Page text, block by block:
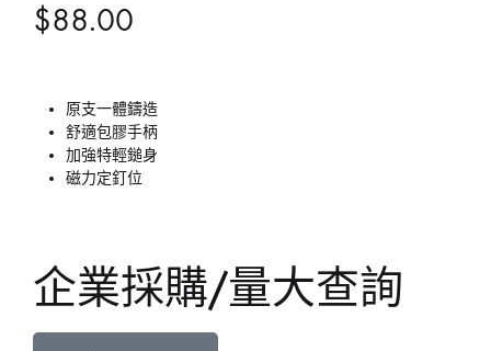
$88.00
原支一體鑄造
舒適包膠手柄
加強特輕鎚身
磁力定釘位
企業採購/量大查詢